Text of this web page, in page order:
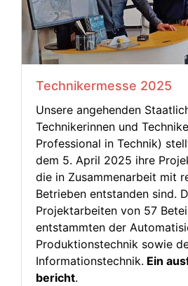
Technikermesse 2025
Unsere angehenden
Technikerinnen und
Professional in Technik)
dem 5. April 2025 ihre
die in Zusammenarbeit mit
Betrieben entstanden sind.
Projektarbeiten von 57
entstammten der
Produktionstechnik sowie
Informationstechnik. Ein
bericht.